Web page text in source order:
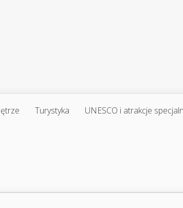
Turystyka UNESCO i atrakcje